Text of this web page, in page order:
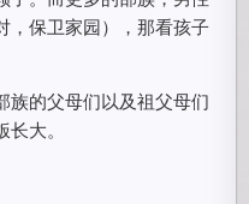
，保卫家园），那看孩子
族的父母们以及祖父母们
大。